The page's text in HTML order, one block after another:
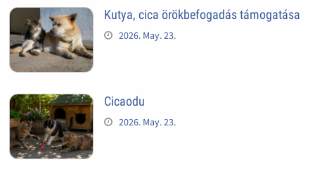
Kutya, cica örökbefogadás támogatása
2026. May. 23.
Cicaodu
2026. May. 23.